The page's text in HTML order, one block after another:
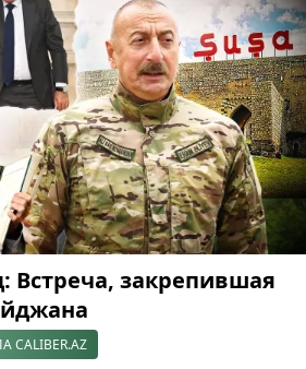
Встреча, закрепившая
CALIBER.AZ